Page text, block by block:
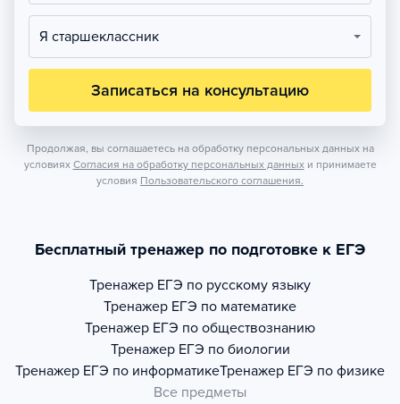
Я старшеклассник
Записаться на консультацию
Продолжая, вы соглашаетесь на обработку персональных данных на
условиях Согласия на обработку персональных данных и принимаете
условия Пользовательского соглашения.
Бесплатный тренажер по подготовке к ЕГЭ
Тренажер ЕГЭ по русскому языку
Тренажер ЕГЭ по математике
Тренажер ЕГЭ по обществознанию
Тренажер ЕГЭ по биологии
Тренажер ЕГЭ по информатикеТренажер ЕГЭ по физике
Все предметы